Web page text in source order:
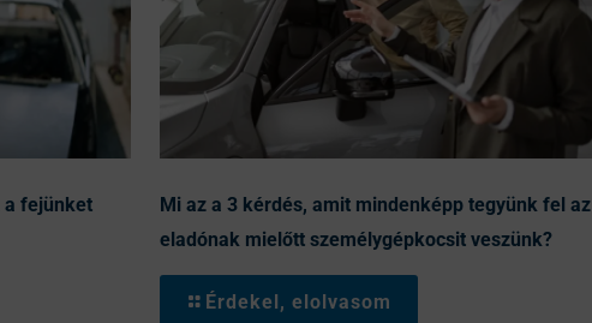
a fejünket
Mi az a 3 kérdés, amit mindenképp tegyünk fel az
eladónak mielőtt személygépkocsit veszünk?
Érdekel, elolvasom